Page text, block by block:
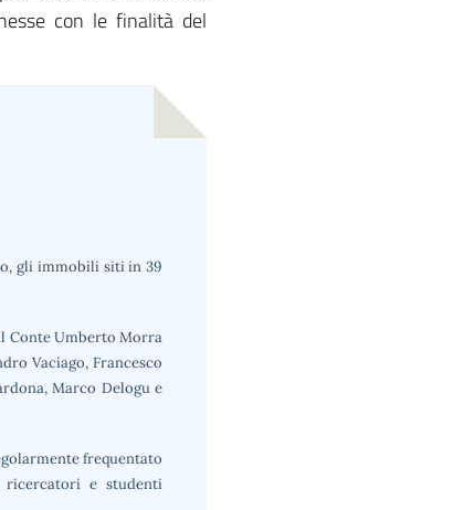
con le finalità del
gli immobili siti in 39
Conte Umberto Morra
Vaciago, Francesco
Marco Delogu e
frequentato
e studenti